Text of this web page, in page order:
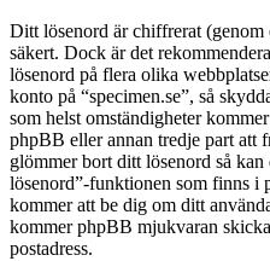
Ditt lösenord är chiffrerat (genom
säkert. Dock är det
lösenord på flera olika
konto på “specimen.se”, så
som helst omständigheter
phpBB eller annan tredje part att
glömmer bort ditt lösenord så
lösenord”-funktionen som finns i
kommer att be dig om ditt
kommer phpBB mjukvaran
postadress.